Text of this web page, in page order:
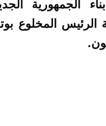
الجمهورية
المخلوع